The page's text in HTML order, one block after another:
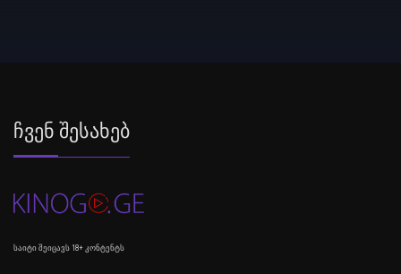
Ჩვენ Შესახებ
საიტი შეიცავს 18+ კონტენტს